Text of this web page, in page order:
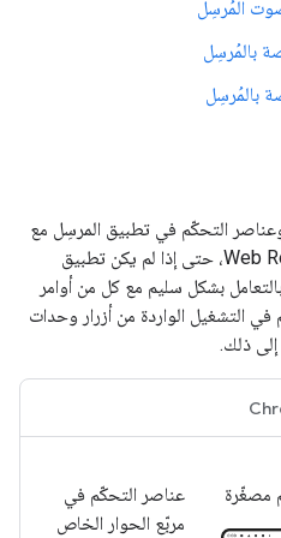
المُرسِل
بالمُرسِل
بالمُرسِل
التحكّم في تطبيق المرسِل مع
التغييرات التي تحدث في Web Receiver، حتى إذا لم يكن تطبيق
بشكل سليم مع كل من أوامر
التشغيل الواردة من أزرار وحدات
إلى ذلك.
عناصر التحكّم في
مربّع الحوار الخاص
مصغّرة